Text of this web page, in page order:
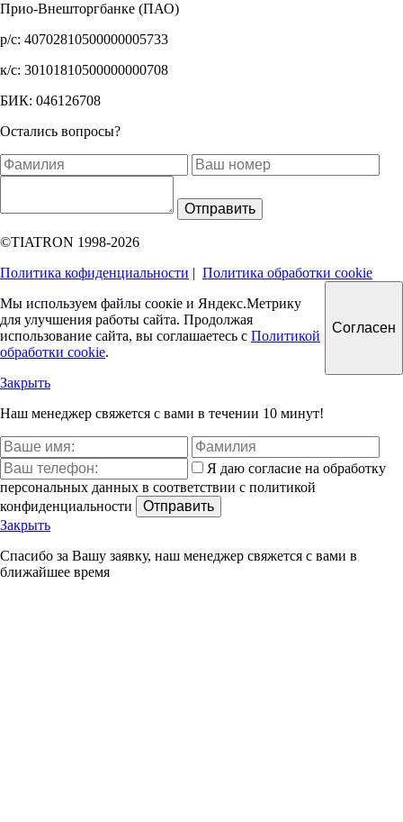
Прио-Внешторгбанке (ПАО)
р/с: 40702810500000005733
к/с: 30101810500000000708
БИК: 046126708
Остались вопросы?
Отправить
©TIATRON 1998-2026
Политика кофиденциальности
Политика обработки cookie
Мы используем файлы соокіе и Яндекс.Метрику
для улучшения работы сайта. Продолжая
использование сайта, вы соглашаетесь с Политикой
обработки cookie.
Согласен
Закрыть
Наш менеджер свяжется с вами в течении 10 минут!
Я даю согласие на обработку
персональных данных в соответствии с политикой
конфиденциальности
Отправить
Закрыть
Спасибо за Вашу заявку, наш менеджер свяжется с вами в
ближайшее время